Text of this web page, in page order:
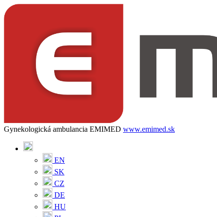
Gynekologická ambulancia EMIMED www.emimed.sk
EN
SK
CZ
DE
HU